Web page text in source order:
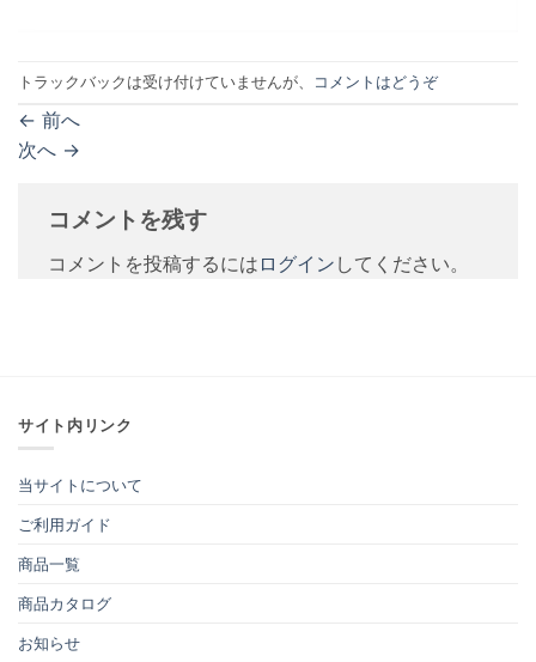
トラックバックは受け付けていませんが、 コメントはどうぞ
← 前へ
次へ →
コメントを残す
コメントを投稿するには ログイン してください。
サイト内リンク
当サイトについて
ご利用ガイド
商品一覧
商品カタログ
お知らせ